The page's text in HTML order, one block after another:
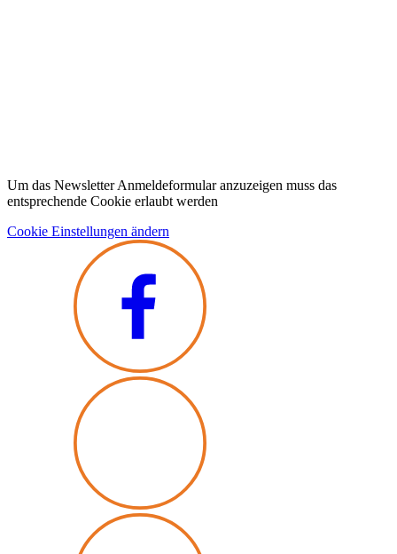
Um das Newsletter Anmeldeformular anzuzeigen muss das
entsprechende Cookie erlaubt werden
Cookie Einstellungen ändern